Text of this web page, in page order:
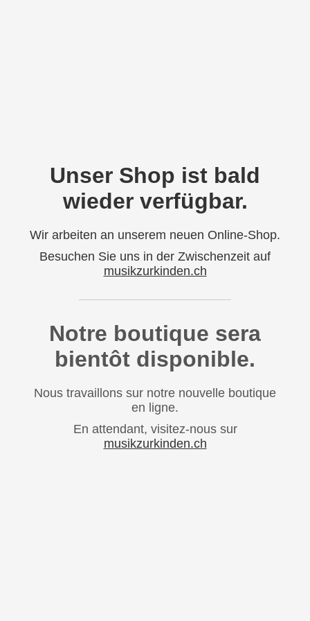
Unser Shop ist bald
wieder verfügbar.
Wir arbeiten an unserem neuen Online-Shop.
Besuchen Sie uns in der Zwischenzeit auf
musikzurkinden.ch
Notre boutique sera
bientôt disponible.
Nous travaillons sur notre nouvelle boutique
en ligne.
En attendant, visitez-nous sur
musikzurkinden.ch